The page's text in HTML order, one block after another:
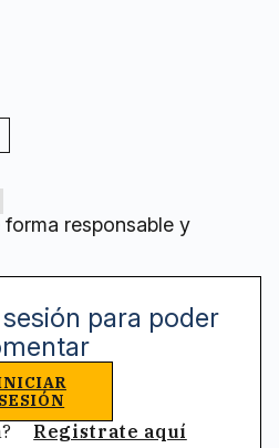
responsable y
para poder
SESIÓN
Registrate aquí